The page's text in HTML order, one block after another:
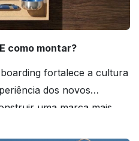
como montar?
fortalece a cultura
dos novos
uma marca mais